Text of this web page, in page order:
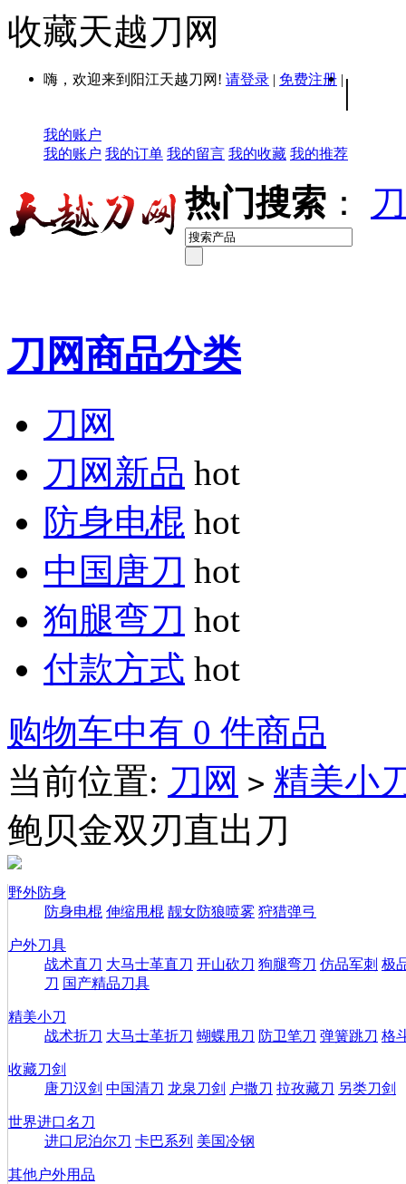
收藏天越刀网
嗨，欢迎来到阳江天越刀网! 请登录 | 免费注册 | |
我的账户
我的账户 我的订单 我的留言 我的收藏 我的推荐
热门搜索 ：
刀网商品分类
刀网
刀网新品 hot
防身电棍 hot
中国唐刀 hot
狗腿弯刀 hot
付款方式 hot
购物车中有 0 件商品
当前位置: 刀网 > 精美小
鲍贝金双刃直出刀
野外防身
防身电棍 伸缩甩棍 靓女防狼喷雾 狩猎弹弓
户外刀具
战术直刀 大马士革直刀 开山砍刀 狗腿弯刀 仿品军刺 极
刀 国产精品刀具
精美小刀
战术折刀 大马士革折刀 蝴蝶甩刀 防卫笔刀 弹簧跳刀 格
收藏刀剑
唐刀汉剑 中国清刀 龙泉刀剑 户撒刀 拉孜藏刀 另类刀剑
世界进口名刀
进口尼泊尔刀 卡巴系列 美国冷钢
其他户外用品